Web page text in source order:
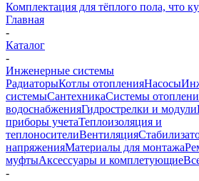
Комплектация для тёплого пола, что
Главная
-
Каталог
-
Инженерные системы
РадиаторыКотлы отопленияНасосы
системыСантехникаСистемы
водоснабженияГидрострелки и модули
приборы учетаТеплоизоляция и
теплоносителиВентиляция
напряженияМатериалы для монтажа
муфтыАксессуары и комплетующие
-